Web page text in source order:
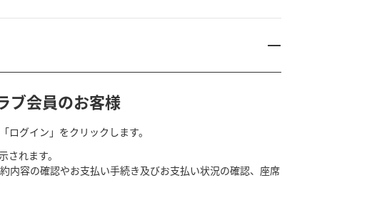
ブ会員のお客様
ログイン」をクリックします。
れます。
内容の確認やお支払い手続き及びお支払い状況の確認、座席